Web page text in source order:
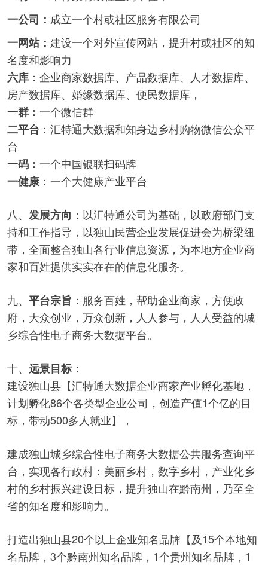
一公司： 成立一个村或社区服务有限公司
一网站： 建设一个对外宣传网站，提升村或社区的知
名度和影响力
六库 ：企业商家数据库、产品数据库、人才数据库、
房产数据库、婚缘数据库、便民数据库，
一群： 一个微信群
二平台 ：汇特通大数据和知身边乡村购物微信公众平
台
一码： 一个中国银联扫码牌
一健康 ：一个大健康产业平台
八、 发展方向 ：以汇特通公司为基础，以政府部门支
持和工作指导，以独山民营企业发展促进会为桥梁纽
带，全面整合独山各行业信息资源，为本地方企业商
家和百姓提供实实在在的信息化服务。
九、 平台宗旨 ：服务百姓，帮助企业商家，方便政
府，大众创业，万众创新，人人参与，人人受益的城
乡综合性电子商务大数据平台。
十、 远景目标：
建设独山县【汇特通大数据企业商家产业孵化基地，
计划孵化86个各类型企业公司，创造产值1个亿的目
标，带动500多人就业】，
建成独山城乡综合性电子商务大数据公共服务查询平
台，实现各行政村：美丽乡村，数字乡村，产业化乡
村的乡村振兴建设目标，提升独山在黔南州，乃至全
省的知名度和影响力。
打造出独山县20个以上企业知名品牌【及15个本地知
名品牌，3个黔南州知名品牌，1个贵州知名品牌，1